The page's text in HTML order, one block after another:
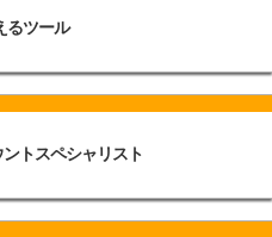
るツール
トスペシャリスト